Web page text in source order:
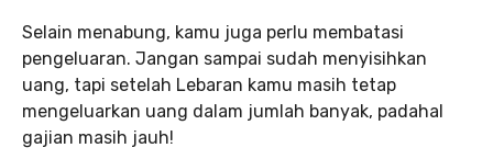
Selain menabung, kamu juga perlu membatasi
pengeluaran. Jangan sampai sudah menyisihkan
uang, tapi setelah Lebaran kamu masih tetap
mengeluarkan uang dalam jumlah banyak, padahal
gajian masih jauh!